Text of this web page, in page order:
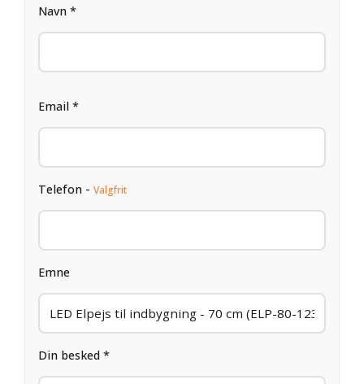
Navn *
Email *
Telefon - Valgfrit
Emne
Din besked *